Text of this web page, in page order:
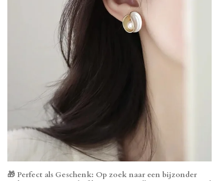
🎁 Perfect als Geschenk: Op zoek naar een bijzonder